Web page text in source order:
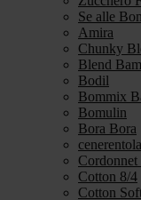
Se alle
Amira
Chunky
Blend
Bodil
Bommix
Bomulin
Bora Bora
cenerentola
Cordonnet
Cotton 8/4
Cotton